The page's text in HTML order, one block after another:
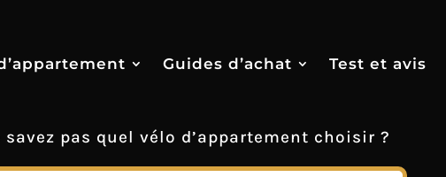
Guides d’achat Test et avis
savez pas quel vélo d’appartement choisir ?